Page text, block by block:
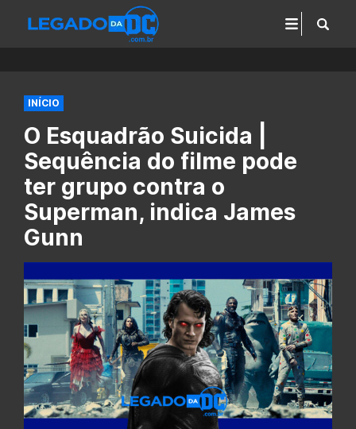
INÍCIO
O Esquadrão Suicida |
Sequência do filme pode
ter grupo contra o
Superman, indica James
Gunn